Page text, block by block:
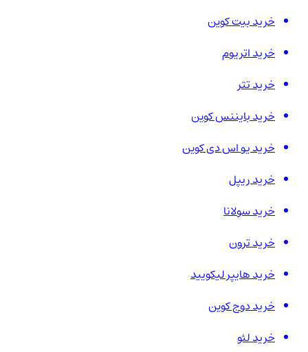
خرید بیت کوین
خرید اتریوم
خرید تتر
خرید بایننس کوین
خرید یو اس دی کوین
خرید ریپل
خرید سولانا
خرید ترون
خرید هایپر لیکویید
خرید دوج کوین
خرید لئو